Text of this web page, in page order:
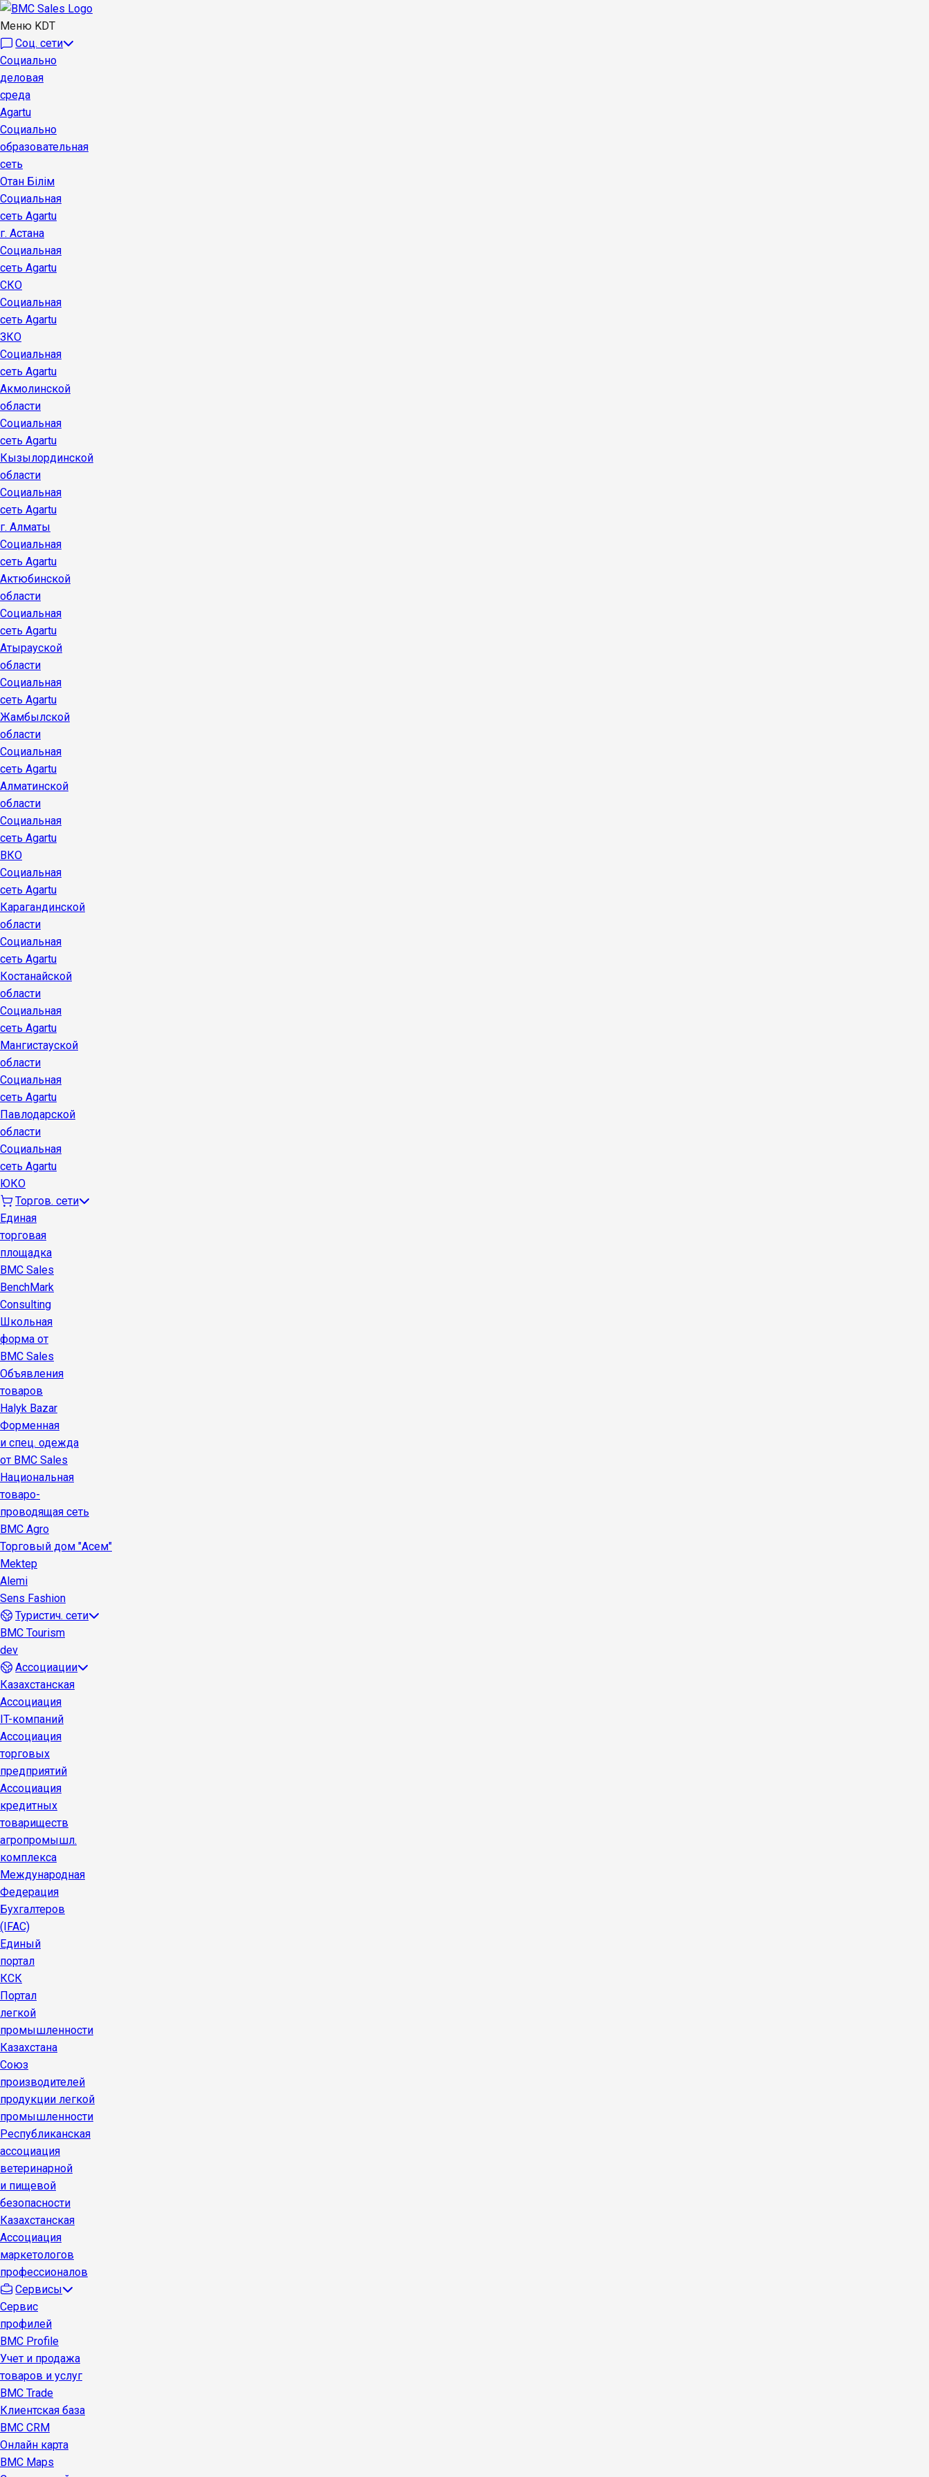
Меню KDT
Соц. сети
Социально
деловая
среда
Agartu
Социально
образовательная
сеть
Отан Бiлiм
Социальная
сеть Agartu
г. Астана
Социальная
сеть Agartu
СКО
Социальная
сеть Agartu
ЗКО
Социальная
сеть Agartu
Акмолинской
области
Социальная
сеть Agartu
Кызылординской
области
Социальная
сеть Agartu
г. Алматы
Социальная
сеть Agartu
Актюбинской
области
Социальная
сеть Agartu
Атырауской
области
Социальная
сеть Agartu
Жамбылской
области
Социальная
сеть Agartu
Алматинской
области
Социальная
сеть Agartu
ВКО
Социальная
сеть Agartu
Карагандинской
области
Социальная
сеть Agartu
Костанайской
области
Социальная
сеть Agartu
Мангистауской
области
Социальная
сеть Agartu
Павлодарской
области
Социальная
сеть Agartu
ЮКО
Торгов. сети
Единая
торговая
площадка
BMC Sales
BenchMark
Consulting
Школьная
форма от
BMC Sales
Объявления
товаров
Halyk Bazar
Форменная
и спец. одежда
от BMC Sales
Национальная
товаро-
проводящая сеть
BMC Agro
Торговый дом "Асем"
Mektep
Alemi
Sens Fashion
Туристич. сети
BMC Tourism
dev
Ассоциации
Казахстанская
Ассоциация
IT-компаний
Ассоциация
торговых
предприятий
Ассоциация
кредитных
товариществ
агропромышл.
комплекса
Международная
Федерация
Бухгалтеров
(IFAC)
Единый
портал
КСК
Портал
легкой
промышленности
Казахстана
Союз
производителей
продукции легкой
промышленности
Республиканская
ассоциация
ветеринарной
и пищевой
безопасности
Казахстанская
Ассоциация
маркетологов
профессионалов
Сервисы
Сервис
профилей
BMC Profile
Учет и продажа
товаров и услуг
BMC Trade
Клиентская база
BMC CRM
Онлайн карта
BMC Maps